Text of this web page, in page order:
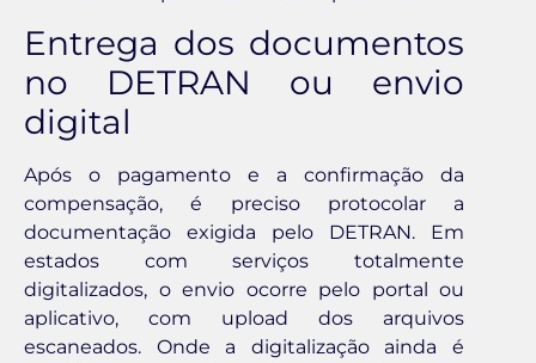
Entrega dos documentos
no DETRAN ou envio
digital
Após o pagamento e a confirmação da
compensação, é preciso protocolar a
documentação exigida pelo DETRAN. Em
estados com serviços totalmente
digitalizados, o envio ocorre pelo portal ou
aplicativo, com upload dos arquivos
escaneados. Onde a digitalização ainda é